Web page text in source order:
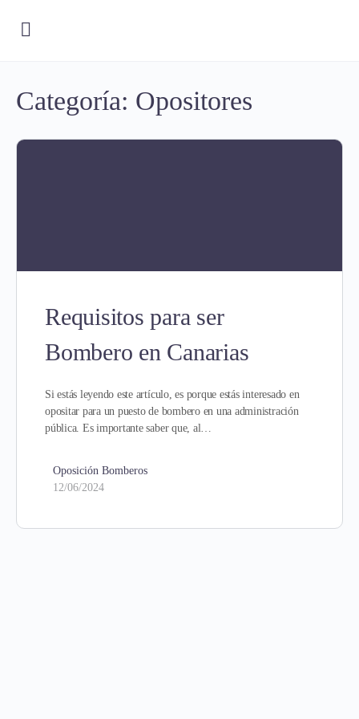
Categoría: Opositores
Requisitos para ser
Bombero en Canarias
Si estás leyendo este artículo, es porque estás interesado en
opositar para un puesto de bombero en una administración
pública. Es importante saber que, al…
Oposición Bomberos
12/06/2024